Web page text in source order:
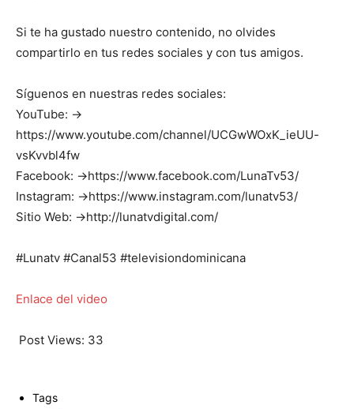
Si te ha gustado nuestro contenido, no olvides
compartirlo en tus redes sociales y con tus amigos.
Síguenos en nuestras redes sociales:
YouTube: →
https://www.youtube.com/channel/UCGwWOxK_ieUU-
vsKvvbl4fw
Facebook: →https://www.facebook.com/LunaTv53/
Instagram: →https://www.instagram.com/lunatv53/
Sitio Web: →http://lunatvdigital.com/
#Lunatv #Canal53 #televisiondominicana
Enlace del video
Post Views: 33
Tags